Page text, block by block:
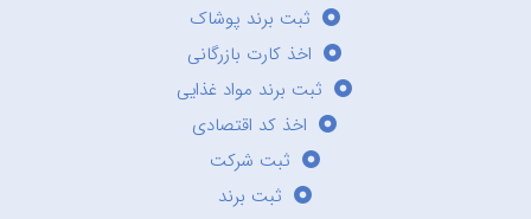
ثبت برند پوشاک
اخذ کارت بازرگانی
ثبت برند مواد غذایی
اخذ کد اقتصادی
ثبت شرکت
ثبت برند